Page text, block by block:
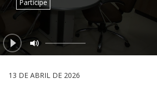
Participe
13 DE ABRIL DE 2026